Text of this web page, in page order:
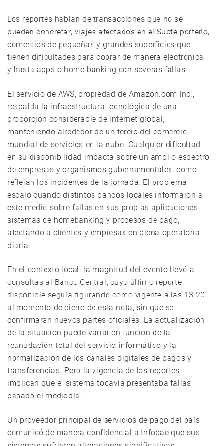
Los reportes hablan de transacciones que no se
pueden concretar, viajes afectados en el Subte porteño,
comercios de pequeñas y grandes superficies que
tienen dificultades para cobrar de manera electrónica
y hasta apps o home banking con severas fallas.
El servicio de AWS, propiedad de Amazon.com Inc.,
respalda la infraestructura tecnológica de una
proporción considerable de internet global,
manteniendo alrededor de un tercio del comercio
mundial de servicios en la nube. Cualquier dificultad
en su disponibilidad impacta sobre un amplio espectro
de empresas y organismos gubernamentales, como
reflejan los incidentes de la jornada. El problema
escaló cuando distintos bancos locales informaron a
este medio sobre fallas en sus propias aplicaciones,
sistemas de homebanking y procesos de pago,
afectando a clientes y empresas en plena operatoria
diaria.
En el contexto local, la magnitud del evento llevó a
consultas al Banco Central, cuyo último reporte
disponible seguía figurando como vigente a las 13.20
al momento de cierre de esta nota, sin que se
confirmaran nuevos partes oficiales. La actualización
de la situación puede variar en función de la
reanudación total del servicio informático y la
normalización de los canales digitales de pagos y
transferencias. Pero la vigencia de los reportes
implican que el sistema todavía presentaba fallas
pasado el mediodía.
Un proveedor principal de servicios de pago del país
comunicó de manera confidencial a Infobae que sus